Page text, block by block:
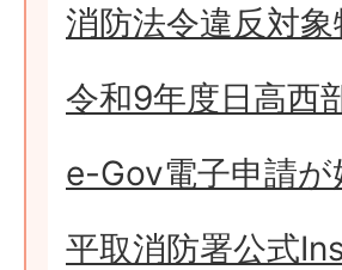
消防法令違反対
令和9年度日高西
e-Gov電子申請
平取消防署公式